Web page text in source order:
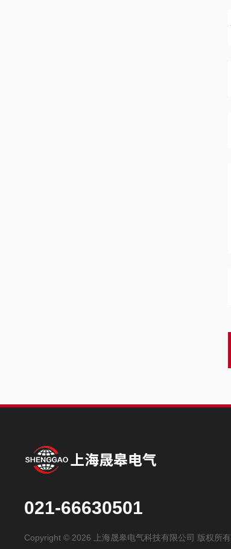
021-66630501
Copyright © 2026 上海晟皋电气科技有限公司 版权所有